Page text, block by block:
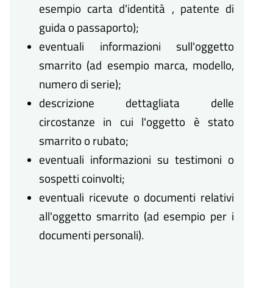
esempio carta d'identità , patente di
guida o passaporto);
eventuali informazioni sull'oggetto
smarrito (ad esempio marca, modello,
numero di serie);
descrizione dettagliata delle
circostanze in cui l'oggetto è stato
smarrito o rubato;
eventuali informazioni su testimoni o
sospetti coinvolti;
eventuali ricevute o documenti relativi
all'oggetto smarrito (ad esempio per i
documenti personali).